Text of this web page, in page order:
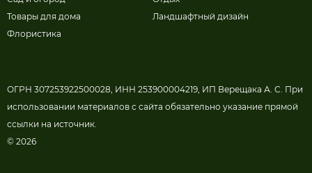
Товары для дома
Флористика
Ландшафтный дизайн
ОГРН 307253922500028, ИНН 253900004219, ИП Верещака А. С. При
использовании материалов с сайта обязательно указание прямой
ссылки на источник.
© 2026